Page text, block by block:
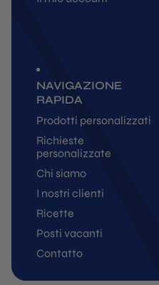
NAVIGAZIONE
RAPIDA
Prodotti personalizzati
Richieste
personalizzate
Chi siamo
I nostri clienti
Ricette
Posti vacanti
Contatto